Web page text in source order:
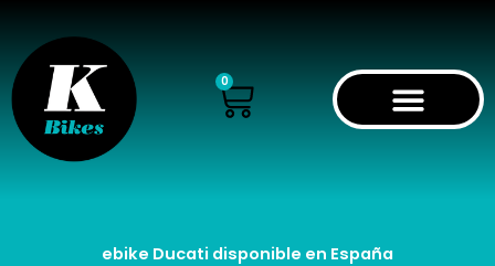
contenido
0
Cart
ebike Ducati disponible en España